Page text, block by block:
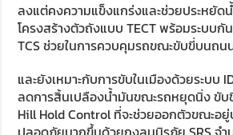
ลงแต่คงความแข็งแกร่งและช่วยประหยัด
โครงสร้างตัวถังแบบ TECT พร้อมระบบกั
TCS ช่วยในการควบคุมรถขณะขับขี่บนถน
และยังเหมาะกับการขับในเมืองด้วยระบบ
ลดการสิ้นเปลืองน้ำมันขณะรถหยุดนิ่ง ขับ
Hill Hold Control ที่จะช่วยออกตัวขณะอ